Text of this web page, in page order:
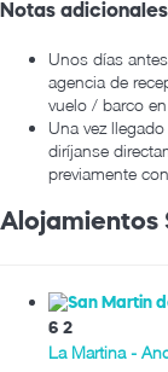
Notas adicionales
Unos días
agencia de
vuelo / barco
Una vez
diríjanse
previamente
Alojamientos
6 2
La Martina -